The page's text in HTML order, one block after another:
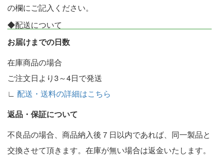
の欄にご記入ください。
◆配送について
お届けまでの日数
在庫商品の場合
ご注文日より3～4日で発送
∟ 配送・送料の詳細はこちら
返品・保証について
不良品の場合、商品納入後７日以内であれば、同一製品と
交換させて頂きます。在庫が無い場合は返金いたします。